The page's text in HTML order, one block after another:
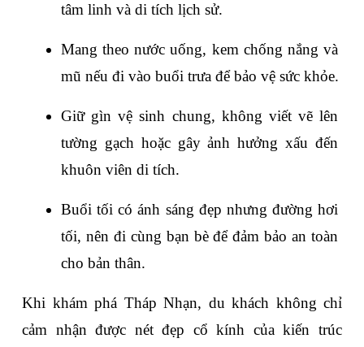
tâm linh và di tích lịch sử.
Mang theo nước uống, kem chống nắng và
mũ nếu đi vào buổi trưa để bảo vệ sức khỏe.
Giữ gìn vệ sinh chung, không viết vẽ lên
tường gạch hoặc gây ảnh hưởng xấu đến
khuôn viên di tích.
Buổi tối có ánh sáng đẹp nhưng đường hơi
tối, nên đi cùng bạn bè để đảm bảo an toàn
cho bản thân.
Khi khám phá Tháp Nhạn, du khách không chỉ
cảm nhận được nét đẹp cổ kính của kiến trúc